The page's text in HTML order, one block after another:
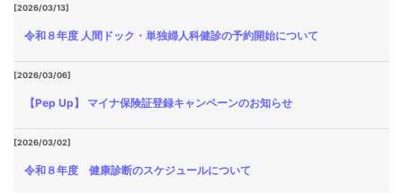
[2026/03/13]
令和８年度 人間ドック・単独婦人科健診の予約開始について
[2026/03/06]
【Pep Up】 マイナ保険証登録キャンペーンのお知らせ
[2026/03/02]
令和８年度 健康診断のスケジュールについて